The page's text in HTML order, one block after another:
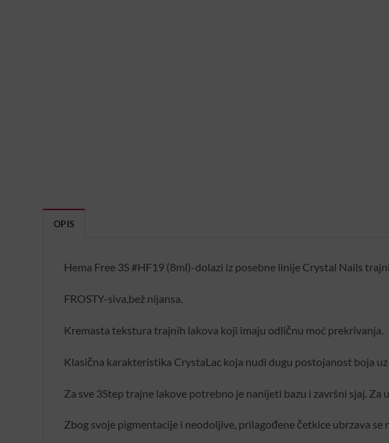
OPIS
Hema Free 3S #HF19 (8ml)-dolazi iz posebne linije Crystal Nails
FROSTY-siva,bež nijansa.
Kremasta tekstura trajnih lakova koji imaju odličnu moć prekrivanja.
Klasična karakteristika CrystaLac koja nudi dugu postojanost boja
Za sve 3Step trajne lakove potrebno je nanijeti bazu i završni sjaj.
Zbog svoje pigmentacije i neodoljive, prilagođene četkice ubrzava